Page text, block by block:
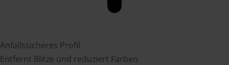
Anfallssicheres Profil
Entfernt Blitze und reduziert Farben